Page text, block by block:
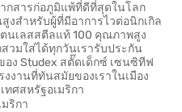
กสารก่อภูมิแพ้ที่ดีที่สุดในโลก
สำหรับผู้ที่มีอาการไวต่อนิกเกิล
นเลสสตีลแท้ 100 คุณภาพสูง
วมใส่ได้ทุกวันเรารับประกัน
ง Studex สตั๊ดเด็กซ์ เซนซิทีฟ
งานที่ทันสมัยของเราในเมือง
ทศสหรัฐอเมริกา
ริกา